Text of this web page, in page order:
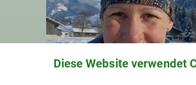
Diese Website verwendet